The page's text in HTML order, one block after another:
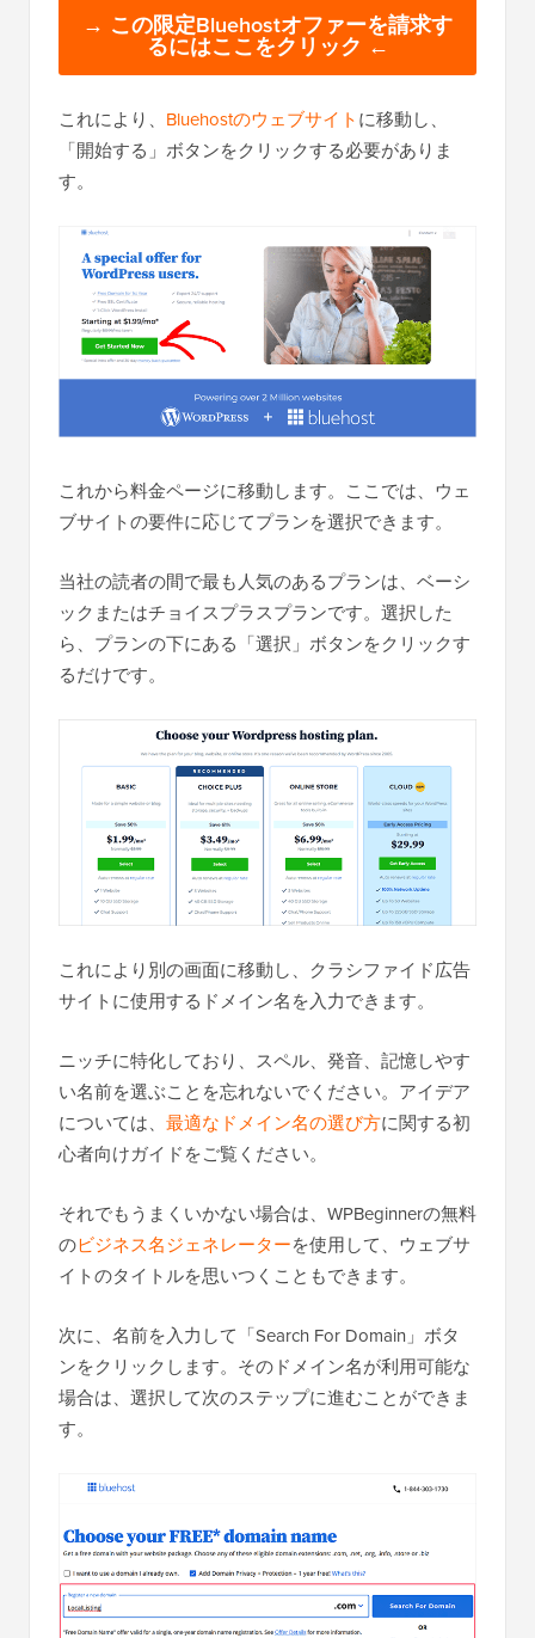
→ この限定Bluehostオファーを請求す
るにはここをクリック ←
これにより、 Bluehostのウェブサイトに移動し、
「開始する」ボタンをクリックする必要がありま
す。
これから料金ページに移動します。ここでは、ウェ
ブサイトの要件に応じてプランを選択できます。
当社の読者の間で最も人気のあるプランは、ベーシ
ックまたはチョイスプラスプランです。選択した
ら、プランの下にある「選択」ボタンをクリックす
るだけです。
これにより別の画面に移動し、クラシファイド広告
サイトに使用するドメイン名を入力できます。
ニッチに特化しており、スペル、発音、記憶しやす
い名前を選ぶことを忘れないでください。アイデア
については、 最適なドメイン名の選び方に関する初
心者向けガイドをご覧ください。
それでもうまくいかない場合は、WPBeginnerの無料
のビジネス名ジェネレーターを使用して、ウェブサ
イトのタイトルを思いつくこともできます。
次に、名前を入力して「Search For Domain」ボタ
ンをクリックします。そのドメイン名が利用可能な
場合は、選択して次のステップに進むことができま
す。